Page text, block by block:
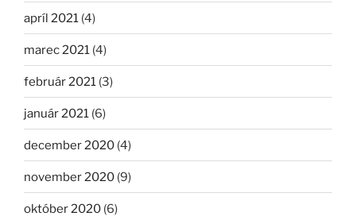
apríl 2021 (4)
marec 2021 (4)
február 2021 (3)
január 2021 (6)
december 2020 (4)
november 2020 (9)
október 2020 (6)